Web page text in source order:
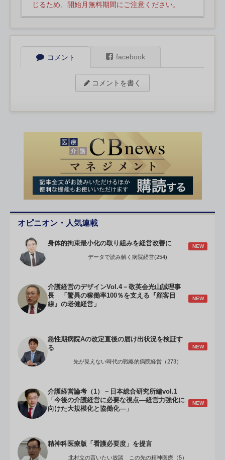
じるため、開始月無料期間にご注意ください。
コメント facebook
コメントを書く
オピニオン・人気連載
身体的拘束最小化の取り組みを経営改善に NEW
データで読み解く病院経営(254)
介護経営のデザインVol.4－敬英会光山誠理事
長 「驚異の稼働率100％を支える『顧客目
線』の老健経営」
NEW
急性期病院Aの改定直後の届け出状況を検証す
る
NEW
先が見えない時代の戦略的病院経営（273）
介護経営論考（1）－日本総合研究所編vol.1
「今後の介護経営に必要な視点―経営力強化に
向けた大規模化と協働化―」
NEW
精神科医療版「看護必要度」を提言
北村立の言いたい放談 この先の精神医療（5）